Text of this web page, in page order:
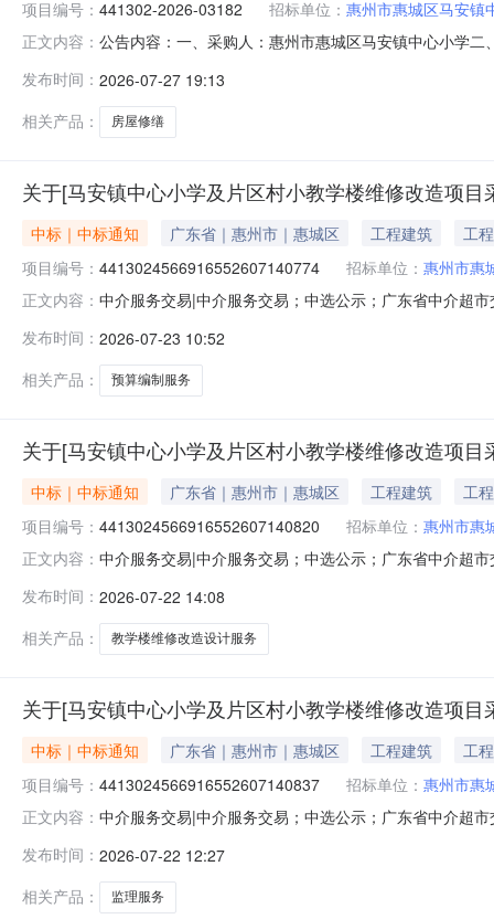
项目编号： 441302-2026-03182 招标单位： 惠州市惠城区马安镇
正文内容： 公告内容：一、采购人：惠州市惠城区马安镇中心小学
发布时间： 2026-07-27 19:13
相关产品：
房屋修缮
关于[马安镇中心小学及片区村小教学楼维修改造项
中标｜中标通知 广东省｜惠州市｜惠城区 工程建筑
工程
项目编号： 4413024566916552607140774 招标单位： 惠州市惠
正文内容： 中介服务交易|中介服务交易；中选公示；广东省中介超
率金额说明：服务金额暂定6276元，下浮率最低为0%，
发布时间： 2026-07-23 10:52
相关产品：
预算编制服务
关于[马安镇中心小学及片区村小教学楼维修改造项
中标｜中标通知 广东省｜惠州市｜惠城区 工程建筑
工程
项目编号： 4413024566916552607140820 招标单位： 惠州市惠
正文内容： 中介服务交易|中介服务交易；中选公示；广东省中介超
额说明：服务金额暂定61200元，下浮率最高为20%，
发布时间： 2026-07-22 14:08
相关产品：
教学楼维修改造设计服务
关于[马安镇中心小学及片区村小教学楼维修改造项
中标｜中标通知 广东省｜惠州市｜惠城区 工程建筑
工程
项目编号： 4413024566916552607140837 招标单位： 惠州市惠
正文内容： 中介服务交易|中介服务交易；中选公示；广东省中介超
额说明：采购金额：44880元，报下浮率，下浮率最高
发布时间： 2026-07-22 12:27
相关产品：
监理服务